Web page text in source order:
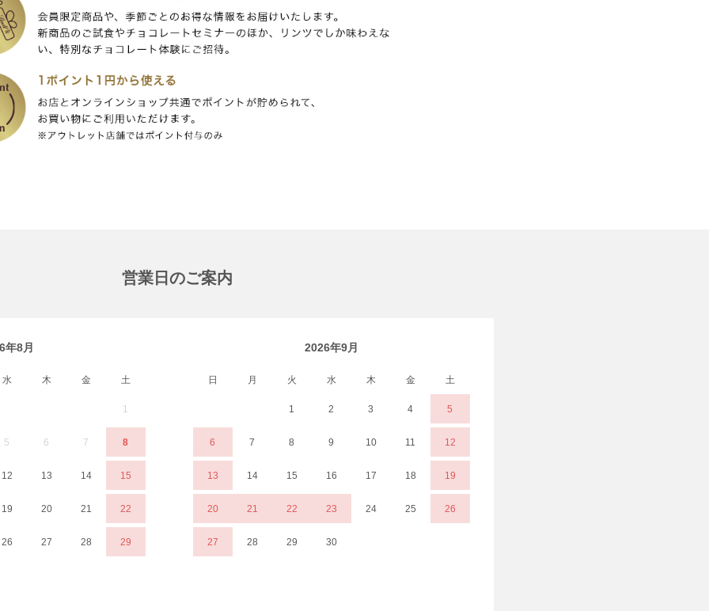
営業日のご案内
年8月
水 木 金 土
1
5 6 7 8
12 13 14 15
19 20 21 22
26 27 28 29
2026年9月
日 月 火 水 木 金 土
1 2 3 4 5
6 7 8 9 10 11 12
13 14 15 16 17 18 19
20 21 22 23 24 25 26
27 28 29 30